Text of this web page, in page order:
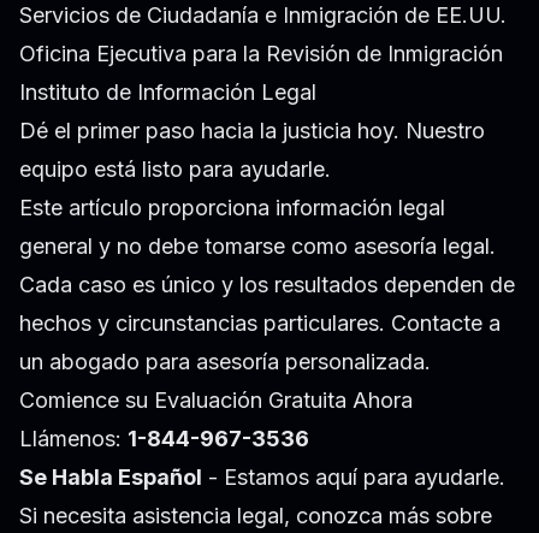
Servicios de Ciudadanía e Inmigración de EE.UU.
Oficina Ejecutiva para la Revisión de Inmigración
Instituto de Información Legal
Dé el primer paso hacia la justicia hoy. Nuestro
equipo está listo para ayudarle.
Este artículo proporciona información legal
general y no debe tomarse como asesoría legal.
Cada caso es único y los resultados dependen de
hechos y circunstancias particulares. Contacte a
un abogado para asesoría personalizada.
Comience su Evaluación Gratuita Ahora
Llámenos: 1-844-967-3536
Se Habla Español - Estamos aquí para ayudarle.
Si necesita asistencia legal, conozca más sobre